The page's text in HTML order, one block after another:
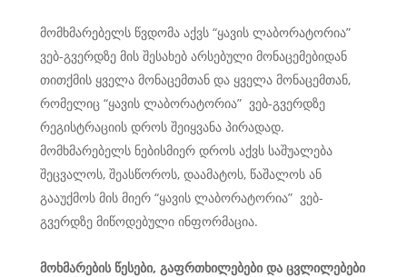
მომხმარებელს წვდომა აქვს “ყავის ლაბორატორია”
ვებ-გვერდზე მის შესახებ არსებული მონაცემებიდან
თითქმის ყველა მონაცემთან და ყველა მონაცემთან,
რომელიც “ყავის ლაბორატორია” ვებ-გვერდზე
რეგისტრაციის დროს შეიყვანა პირადად.
მომხმარებელს ნებისმიერ დროს აქვს საშუალება
შეცვალოს, შეასწოროს, დაამატოს, წაშალოს ან
გააუქმოს მის მიერ “ყავის ლაბორატორია” ვებ-
გვერდზე მიწოდებული ინფორმაცია.
მოხმარების წესები, გაფრთხილებები და ცვლილებები